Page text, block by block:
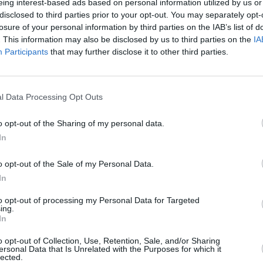
interest-based ads based on personal information utilized by us
to third parties prior to your opt-out. You may separately
of your personal information by third parties on the IAB’s list of
This information may also be disclosed by us to third parties on the
Participants that may further disclose it to other third parties.
Data Processing Opt Outs
opt-out of the Sharing of my personal data.
opt-out of the Sale of my Personal Data.
opt-out of processing my Personal Data for Targeted
opt-out of Collection, Use, Retention, Sale, and/or Sharing
Data that Is Unrelated with the Purposes for which it
Toukokuun keskilämpötila
Eskilstunassa 10 vuoden
Mikä on Eskilstunan tavanomainen lämpötila toukokuussa.
Vuosi
keskilämpötila
lämpötila
lämpötila
2011
11 ℃ 5 ℃
16 ℃
2012